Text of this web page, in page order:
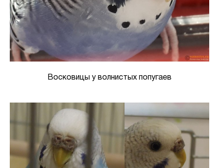
Восковицы у волнистых попугаев